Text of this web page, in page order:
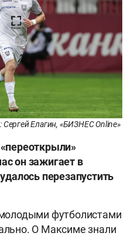
Елагин, «БИЗНЕС Online»
он зажигает в
перезапустить
футболистами
О Максиме знали